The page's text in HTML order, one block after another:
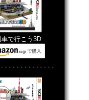
で行こう3D
･････････････